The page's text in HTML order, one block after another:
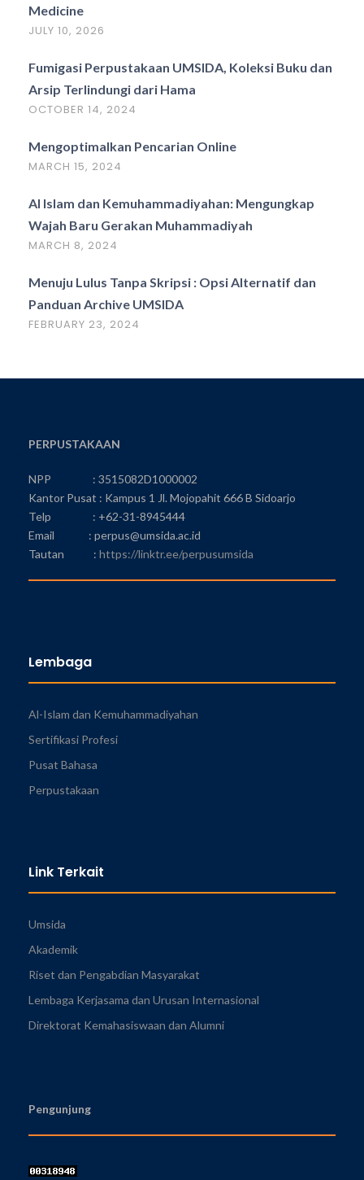
Medicine
JULY 10, 2026
Fumigasi Perpustakaan UMSIDA, Koleksi Buku dan
Arsip Terlindungi dari Hama
OCTOBER 14, 2024
Mengoptimalkan Pencarian Online
MARCH 15, 2024
Al Islam dan Kemuhammadiyahan: Mengungkap
Wajah Baru Gerakan Muhammadiyah
MARCH 8, 2024
Menuju Lulus Tanpa Skripsi : Opsi Alternatif dan
Panduan Archive UMSIDA
FEBRUARY 23, 2024
PERPUSTAKAAN
NPP : 3515082D1000002
Kantor Pusat : Kampus 1 Jl. Mojopahit 666 B Sidoarjo
Telp : +62-31-8945444
Email : perpus@umsida.ac.id
Tautan : https://linktr.ee/perpusumsida
Lembaga
Al-Islam dan Kemuhammadiyahan
Sertifikasi Profesi
Pusat Bahasa
Perpustakaan
Link Terkait
Umsida
Akademik
Riset dan Pengabdian Masyarakat
Lembaga Kerjasama dan Urusan Internasional
Direktorat Kemahasiswaan dan Alumni
Pengunjung